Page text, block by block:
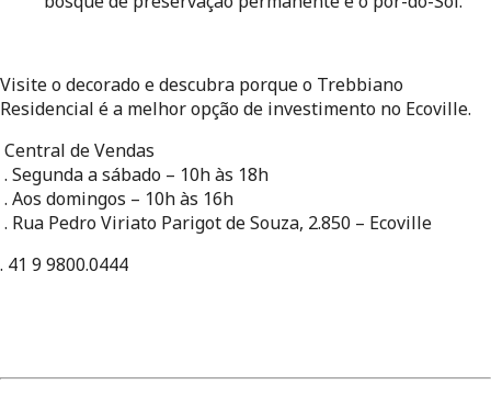
Visite o decorado e descubra porque o Trebbiano
Residencial é a melhor opção de investimento no Ecoville.
Central de Vendas
. Segunda a sábado – 10h às 18h
. Aos domingos – 10h às 16h
. Rua Pedro Viriato Parigot de Souza, 2.850 – Ecoville
. 41 9 9800.0444